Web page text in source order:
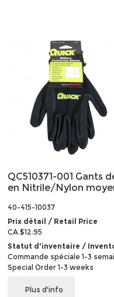
QC510371-001 Gants
en Nitrile/Nylon
40-415-10037
Prix détail / Retail Price
CA $12.95
Statut d'inventaire /
Commande spéciale 1-3
Special Order 1-3 weeks
Plus d'info